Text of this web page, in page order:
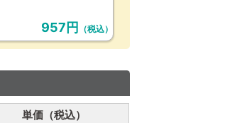
957円 （税込）
単価（税込）